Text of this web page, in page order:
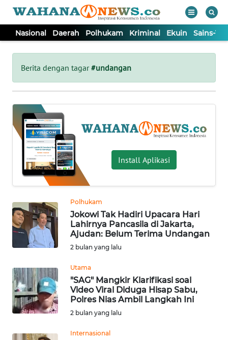
Nasional Daerah Polhukam Kriminal Ekuin Sains-
Berita dengan tagar#undangan
Install Aplikasi
Polhukam
Jokowi Tak Hadiri Upacara Hari
Lahirnya Pancasila di Jakarta,
Ajudan: Belum Terima Undangan
2 bulan yang lalu
Utama
"SAG" Mangkir Klarifikasi soal
Video Viral Diduga Hisap Sabu,
Polres Nias Ambil Langkah Ini
2 bulan yang lalu
Internasional
Tutup
NASIONAL
DAERAH
POLHUKAM
KRIMINAL
EKUIN
SAINS-TEKNO
INTERNASIONAL